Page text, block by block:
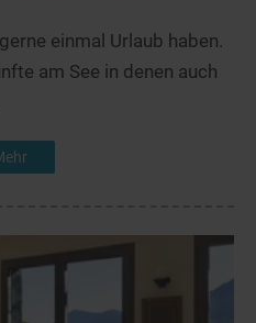
einmal Urlaub haben.
am See in denen auch